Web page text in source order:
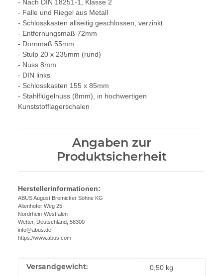
- Nach DIN 18251-1, Klasse 2
- Falle und Riegel aus Metall
- Schlosskasten allseitig geschlossen, verzinkt
- Entfernungsmaß 72mm
- Dornmaß 55mm
- Stulp 20 x 235mm (rund)
- Nuss 8mm
- DIN links
- Schlosskasten 155 x 85mm
- Stahlflügelnuss (8mm), in hochwertigen
Kunststofflagerschalen
Angaben zur
Produktsicherheit
Herstellerinformationen:
ABUS August Bremicker Söhne KG
Altenhofer Weg 25
Nordrhein-Westfalen
Wetter, Deutschland, 58300
info@abus.de
https://www.abus.com
Produkteigenschaft
Wert
Versandgewicht: 0,50 kg